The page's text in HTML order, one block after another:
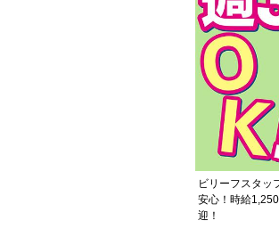
ビリーフスタッ
安心！時給
迎！